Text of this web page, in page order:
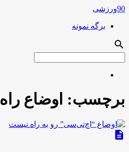
90ورزشی
برگه نمونه
search
برچسب: اوضاع راه
description